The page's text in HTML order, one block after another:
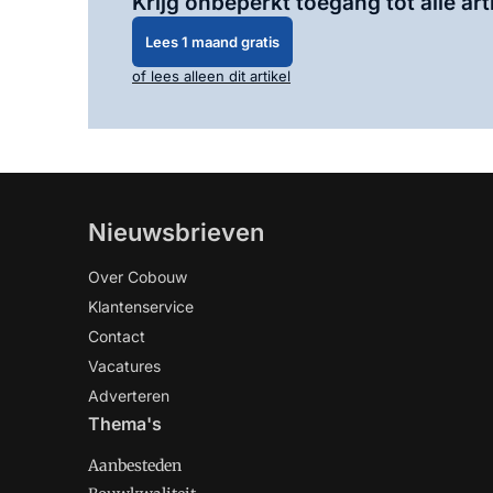
Lees 1 maand gratis
of lees alleen dit artikel
Nieuwsbrieven
Over Cobouw
Klantenservice
Contact
Vacatures
Adverteren
Thema's
Aanbesteden